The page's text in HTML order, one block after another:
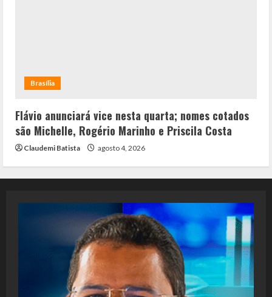
Brasília
Flávio anunciará vice nesta quarta; nomes cotados
são Michelle, Rogério Marinho e Priscila Costa
Claudemi Batista agosto 4, 2026